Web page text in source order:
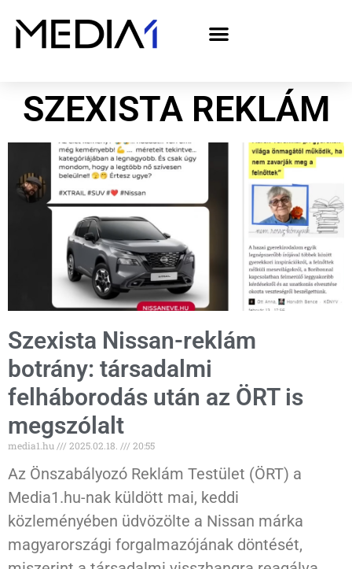
SZEXISTA REKLÁM
Szexista Nissan-reklám
botrány: társadalmi
felháborodás után az ÖRT is
megszólalt
media1.hu 2025.02.18. 20:55
Az Önszabályozó Reklám Testület (ÖRT) a
Media1.hu-nak küldött mai, keddi
közleményében üdvözölte a Nissan márka
magyarországi forgalmazójának döntését,